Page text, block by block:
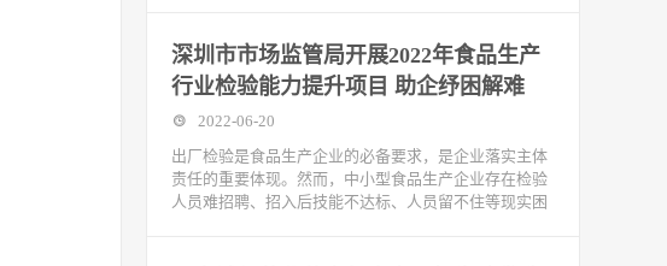
深圳市市场监管局开展2022年食品生产
行业检验能力提升项目 助企纾困解难
2022-06-20
出厂检验是食品生产企业的必备要求，是企业落实主体
责任的重要体现。然而，中小型食品生产企业存在检验
人员难招聘、招入后技能不达标、人员留不住等现实困